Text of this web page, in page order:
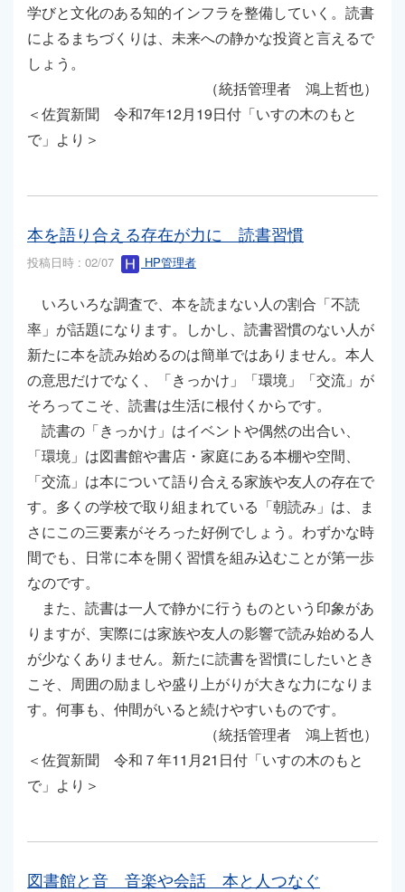
学びと文化のある知的インフラを整備していく。読書
によるまちづくりは、未来への静かな投資と言えるで
しょう。
（統括管理者 鴻上哲也）
＜佐賀新聞 令和7年12月19日付「いすの木のもと
で」より＞
本を語り合える存在が力に 読書習慣
投稿日時 : 02/07 HP管理者
いろいろな調査で、本を読まない人の割合「不読
率」が話題になります。しかし、読書習慣のない人が
新たに本を読み始めるのは簡単ではありません。本人
の意思だけでなく、「きっかけ」「環境」「交流」が
そろってこそ、読書は生活に根付くからです。
読書の「きっかけ」はイベントや偶然の出合い、
「環境」は図書館や書店・家庭にある本棚や空間、
「交流」は本について語り合える家族や友人の存在で
す。多くの学校で取り組まれている「朝読み」は、ま
さにこの三要素がそろった好例でしょう。わずかな時
間でも、日常に本を開く習慣を組み込むことが第一歩
なのです。
また、読書は一人で静かに行うものという印象があ
りますが、実際には家族や友人の影響で読み始める人
が少なくありません。新たに読書を習慣にしたいとき
こそ、周囲の励ましや盛り上がりが大きな力になりま
す。何事も、仲間がいると続けやすいものです。
（統括管理者 鴻上哲也）
＜佐賀新聞 令和７年11月21日付「いすの木のもと
で」より＞
図書館と音 音楽や会話 本と人つなぐ